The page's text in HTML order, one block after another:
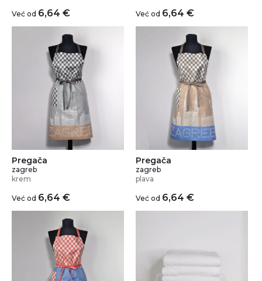
Već od 6,64 € Već od 6,64 €
Pregača
zagreb
krem
Već od 6,64 €
Pregača
zagreb
plava
Već od 6,64 €